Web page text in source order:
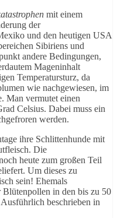
mit einem
der
und den heutigen USA
Sibiriens und
andere Bedingungen,
Mageninhalt
Temperatursturz, da
wie nachgewiesen, im
Man vermutet einen
Celsius. Dabei muss ein
werden.
ihre Schlittenhunde mit
Die
heute zum großen Teil
Um dieses zu
sein! Ehemals
Blütenpollen in den bis zu 50
beschrieben in